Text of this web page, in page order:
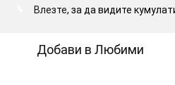
Влезте, за да видите
Добави в Любими